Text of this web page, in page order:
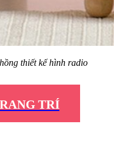
thiết kế hình radio
TRÍ